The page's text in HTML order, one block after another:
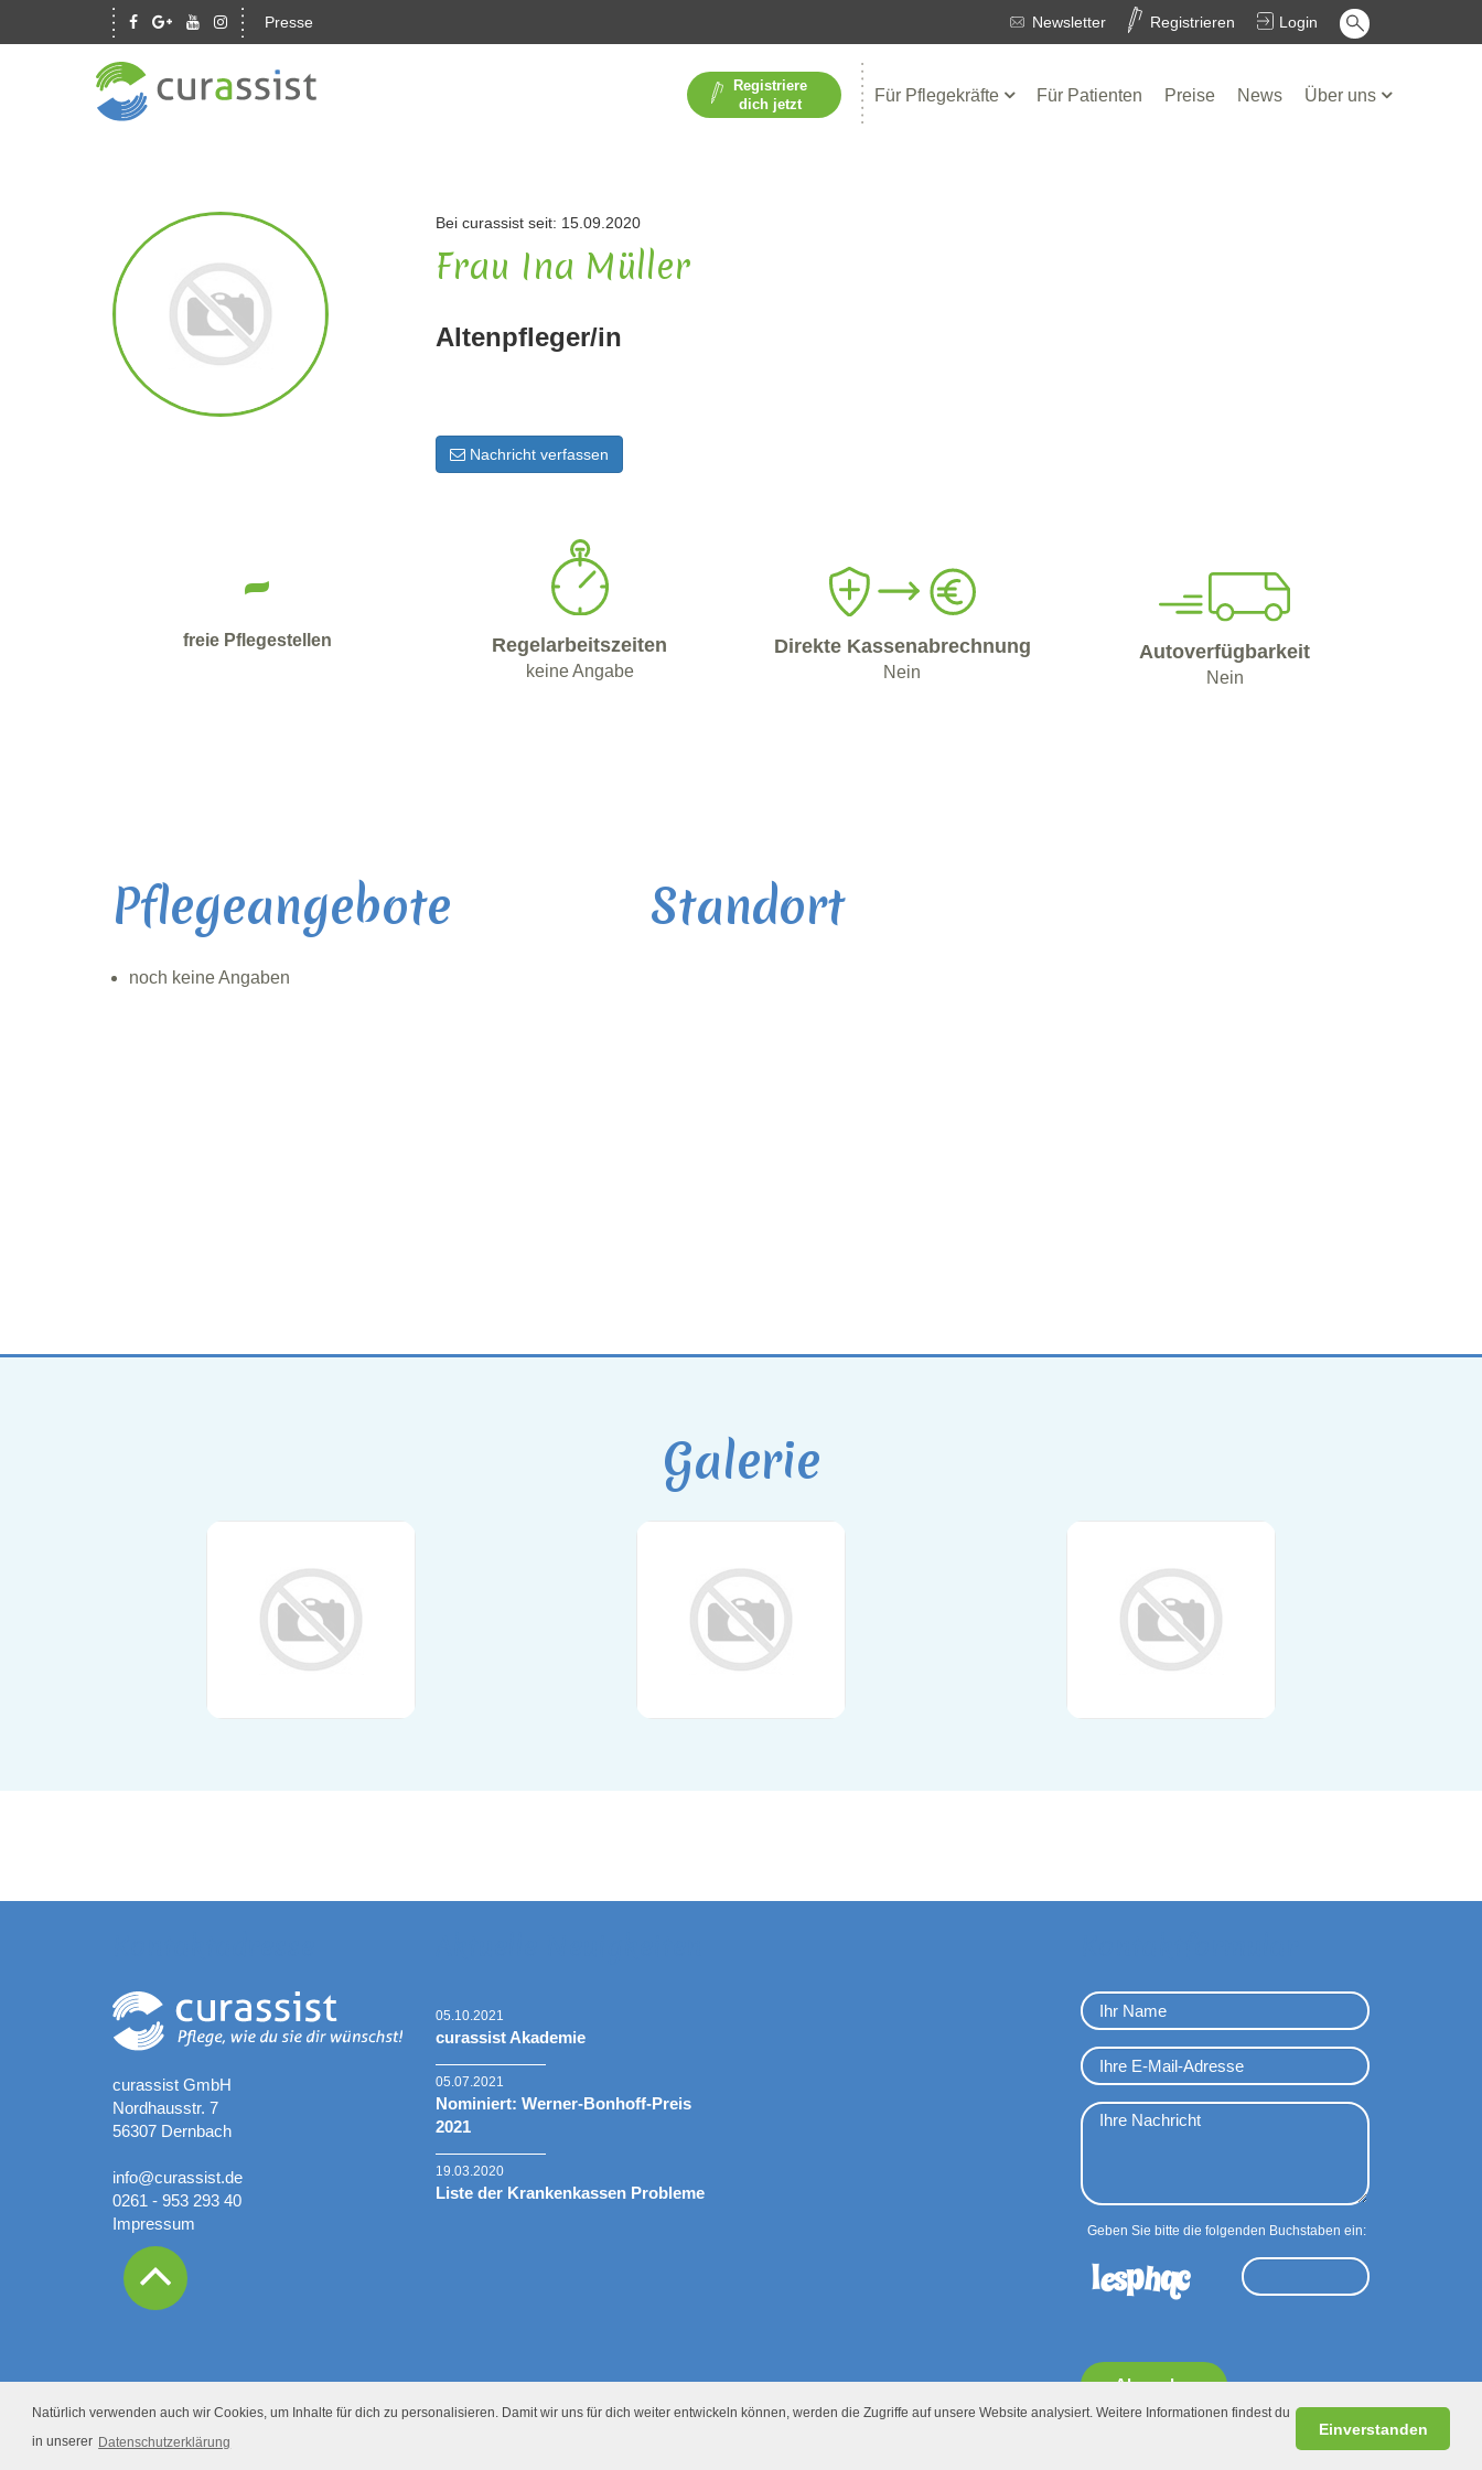
Natürlich verwenden auch wir Cookies, um Inhalte für dich zu personalisieren. Damit wir uns für dich weiter entwickeln können, werden die Zugriffe auf unsere Website analysiert. Weitere Informationen findest du
in unserer Datenschutzerklärung
Einverstanden
Presse Login
Registrieren
Newsletter
Für Pflegekräfte Für Patienten Preise News Über uns
Registriere
dich jetzt
Bei curassist seit: 15.09.2020
Frau Ina Müller
Altenpfleger/in
Nachricht verfassen
-
freie Pflegestellen Regelarbeitszeiten
keine Angabe
Direkte Kassenabrechnung
Nein
Autoverfügbarkeit
Nein
Pflegeangebote
noch keine Angaben
Standort
Galerie
curassist GmbH
Nordhausstr. 7
56307 Dernbach
info@curassist.de
0261 - 953 293 40
Impressum
05.10.2021
curassist Akademie
05.07.2021
Nominiert: Werner-Bonhoff-Preis
2021
19.03.2020
Liste der Krankenkassen Probleme
Geben Sie bitte die folgenden Buchstaben ein:
Absenden